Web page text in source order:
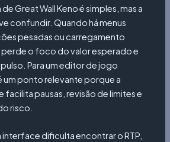
Great Wall Keno é simples, mas a
confundir. Quando há menus
pesadas ou carregamento
o foco do valor esperado e
Para um editor de jogo
um ponto relevante porque a
facilita pausas, revisão de limites e
risco.
interface dificulta encontrar o RTP,